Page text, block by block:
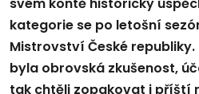
svém kontě historický
kategorie se po letošní
Mistrovství České
byla obrovská zkušenost,
tak chtěli zopakovat i příští